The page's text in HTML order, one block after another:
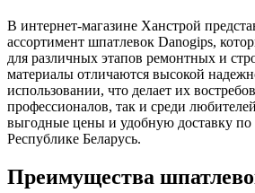
В интернет-магазине Ханстрой
ассортимент шпатлевок Danogips,
для различных этапов ремонтных и
материалы отличаются высокой
использовании, что делает их
профессионалов, так и среди
выгодные цены и удобную доставку
Республике Беларусь.
Преимущества